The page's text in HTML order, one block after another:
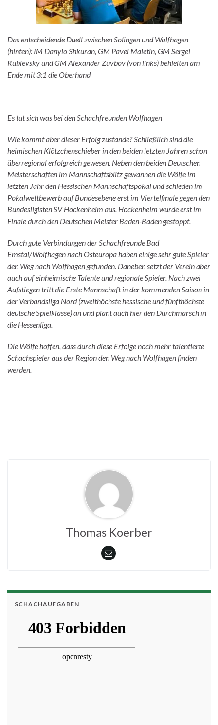
Das entscheidende Duell zwischen Solingen und Wolfhagen
(hinten): IM Danylo Shkuran, GM Pavel Maletin, GM Sergei
Rublevsky und GM Alexander Zuvbov (von links) behielten am
Ende mit 3:1 die Oberhand
Es tut sich was bei den Schachfreunden Wolfhagen
Wie kommt aber dieser Erfolg zustande? Schließlich sind die
heimischen Klötzchenschieber in den beiden letzten Jahren schon
überregional erfolgreich gewesen. Neben den beiden Deutschen
Meisterschaften im Mannschaftsblitz gewannen die Wölfe im
letzten Jahr den Hessischen Mannschaftspokal und schieden im
Pokalwettbewerb auf Bundesebene erst im Viertelfinale gegen den
Bundesligisten SV Hockenheim aus. Hockenheim wurde erst im
Finale durch den Deutschen Meister Baden-Baden gestoppt.
Durch gute Verbindungen der Schachfreunde Bad
Emstal/Wolfhagen nach Osteuropa haben einige sehr gute Spieler
den Weg nach Wolfhagen gefunden. Daneben setzt der Verein aber
auch auf einheimische Talente und regionale Spieler. Nach zwei
Aufstiegen tritt die Erste Mannschaft in der kommenden Saison in
der Verbandsliga Nord (zweithöchste hessische und fünfthöchste
deutsche Spielklasse) an und plant auch hier den Durchmarsch in
die Hessenliga.
Die Wölfe hoffen, dass durch diese Erfolge noch mehr talentierte
Schachspieler aus der Region den Weg nach Wolfhagen finden
werden.
Thomas Koerber
SCHACHAUFGABEN